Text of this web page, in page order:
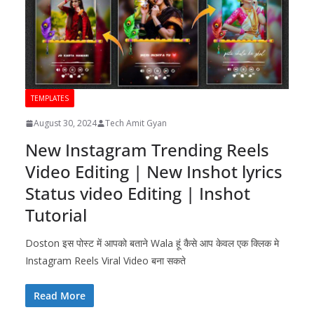
TEMPLATES
August 30, 2024 Tech Amit Gyan
New Instagram Trending Reels
Video Editing | New Inshot lyrics
Status video Editing | Inshot
Tutorial
Doston इस पोस्ट में आपको बताने Wala हूं कैसे आप केवल एक क्लिक मे
Instagram Reels Viral Video बना सकते
Read More